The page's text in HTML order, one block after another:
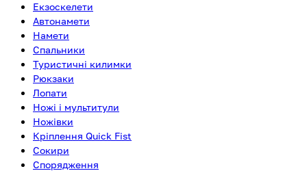
Екзоскелети
Автонамети
Намети
Спальники
Туристичні килимки
Рюкзаки
Лопати
Ножі і мультитули
Ножівки
Кріплення Quick Fist
Сокири
Спорядження